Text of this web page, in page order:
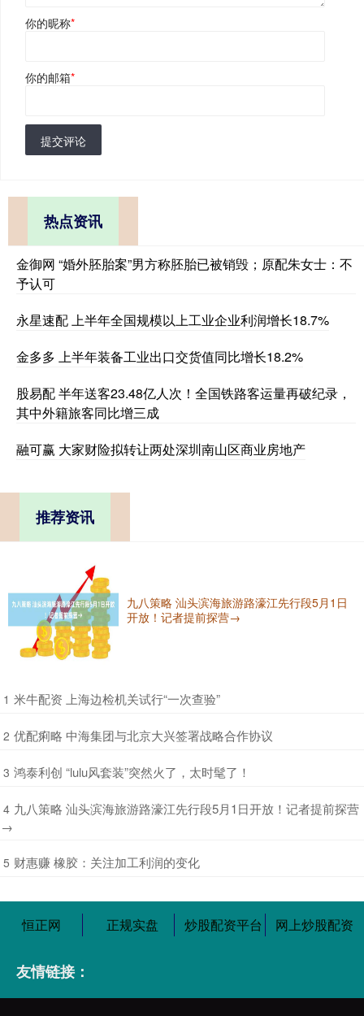
你的昵称*
你的邮箱*
提交评论
热点资讯
金御网 “婚外胚胎案”男方称胚胎已被销毁；原配朱女士：不
予认可
永星速配 上半年全国规模以上工业企业利润增长18.7%
金多多 上半年装备工业出口交货值同比增长18.2%
股易配 半年送客23.48亿人次！全国铁路客运量再破纪录，
其中外籍旅客同比增三成
融可赢 大家财险拟转让两处深圳南山区商业房地产
推荐资讯
九八策略 汕头滨海旅游路濠江先行段5月1日
开放！记者提前探营→
1 ​米牛配资 上海边检机关试行“一次查验”
2 ​优配痢略 中海集团与北京大兴签署战略合作协议
3 ​鸿泰利创 “lulu风套装”突然火了，太时髦了！
4 ​九八策略 汕头滨海旅游路濠江先行段5月1日开放！记者提前探营
→
5 ​财惠赚 橡胶：关注加工利润的变化
恒正网 正规实盘 炒股配资平台 网上炒股配资
友情链接：